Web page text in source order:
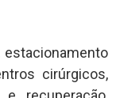
estacionamento
cirúrgicos,